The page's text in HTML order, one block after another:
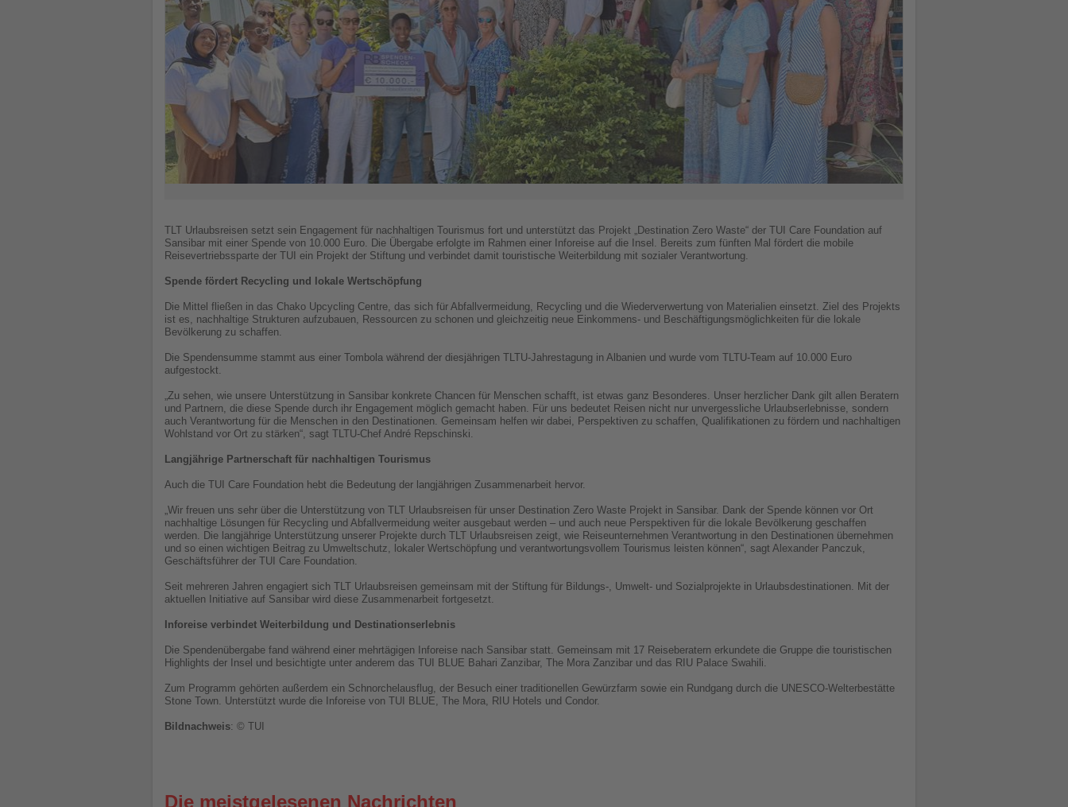
TLT Urlaubsreisen setzt sein Engagement für nachhaltigen Tourismus fort und unterstützt das Projekt „Destination Zero Waste“ der TUI Care Foundation auf
Sansibar mit einer Spende von 10.000 Euro. Die Übergabe erfolgte im Rahmen einer Inforeise auf die Insel. Bereits zum fünften Mal fördert die mobile
Reisevertriebssparte der TUI ein Projekt der Stiftung und verbindet damit touristische Weiterbildung mit sozialer Verantwortung.
Spende fördert Recycling und lokale Wertschöpfung
Die Mittel fließen in das Chako Upcycling Centre, das sich für Abfallvermeidung, Recycling und die Wiederverwertung von Materialien einsetzt. Ziel des Projekts
ist es, nachhaltige Strukturen aufzubauen, Ressourcen zu schonen und gleichzeitig neue Einkommens- und Beschäftigungsmöglichkeiten für die lokale
Bevölkerung zu schaffen.
Die Spendensumme stammt aus einer Tombola während der diesjährigen TLTU-Jahrestagung in Albanien und wurde vom TLTU-Team auf 10.000 Euro
aufgestockt.
„Zu sehen, wie unsere Unterstützung in Sansibar konkrete Chancen für Menschen schafft, ist etwas ganz Besonderes. Unser herzlicher Dank gilt allen Beratern
und Partnern, die diese Spende durch ihr Engagement möglich gemacht haben. Für uns bedeutet Reisen nicht nur unvergessliche Urlaubserlebnisse, sondern
auch Verantwortung für die Menschen in den Destinationen. Gemeinsam helfen wir dabei, Perspektiven zu schaffen, Qualifikationen zu fördern und nachhaltigen
Wohlstand vor Ort zu stärken“, sagt TLTU-Chef André Repschinski.
Langjährige Partnerschaft für nachhaltigen Tourismus
Auch die TUI Care Foundation hebt die Bedeutung der langjährigen Zusammenarbeit hervor.
„Wir freuen uns sehr über die Unterstützung von TLT Urlaubsreisen für unser Destination Zero Waste Projekt in Sansibar. Dank der Spende können vor Ort
nachhaltige Lösungen für Recycling und Abfallvermeidung weiter ausgebaut werden – und auch neue Perspektiven für die lokale Bevölkerung geschaffen
werden. Die langjährige Unterstützung unserer Projekte durch TLT Urlaubsreisen zeigt, wie Reiseunternehmen Verantwortung in den Destinationen übernehmen
und so einen wichtigen Beitrag zu Umweltschutz, lokaler Wertschöpfung und verantwortungsvollem Tourismus leisten können“, sagt Alexander Panczuk,
Geschäftsführer der TUI Care Foundation.
Seit mehreren Jahren engagiert sich TLT Urlaubsreisen gemeinsam mit der Stiftung für Bildungs-, Umwelt- und Sozialprojekte in Urlaubsdestinationen. Mit der
aktuellen Initiative auf Sansibar wird diese Zusammenarbeit fortgesetzt.
Inforeise verbindet Weiterbildung und Destinationserlebnis
Die Spendenübergabe fand während einer mehrtägigen Inforeise nach Sansibar statt. Gemeinsam mit 17 Reiseberatern erkundete die Gruppe die touristischen
Highlights der Insel und besichtigte unter anderem das TUI BLUE Bahari Zanzibar, The Mora Zanzibar und das RIU Palace Swahili.
Zum Programm gehörten außerdem ein Schnorchelausflug, der Besuch einer traditionellen Gewürzfarm sowie ein Rundgang durch die UNESCO-Welterbestätte
Stone Town. Unterstützt wurde die Inforeise von TUI BLUE, The Mora, RIU Hotels und Condor.
Bildnachweis: © TUI
Die meistgelesenen Nachrichten